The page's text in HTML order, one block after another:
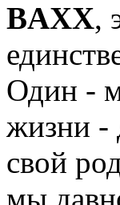
BAXX,
Один -
жизни -
свой